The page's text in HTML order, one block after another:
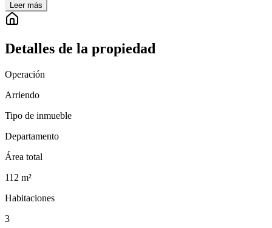
Leer más
Detalles de la propiedad
Operación
Arriendo
Tipo de inmueble
Departamento
Área total
112 m²
Habitaciones
3